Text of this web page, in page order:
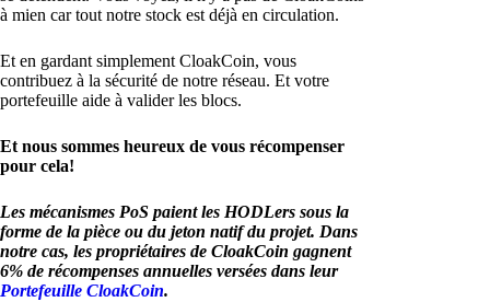
à mien car tout notre stock est déjà en circulation.
Et en gardant simplement CloakCoin, vous
contribuez à la sécurité de notre réseau. Et votre
portefeuille aide à valider les blocs.
Et nous sommes heureux de vous récompenser
pour cela!
Les mécanismes PoS paient les HODLers sous la
forme de la pièce ou du jeton natif du projet. Dans
notre cas, les propriétaires de CloakCoin gagnent
6% de récompenses annuelles versées dans leur
Portefeuille CloakCoin.